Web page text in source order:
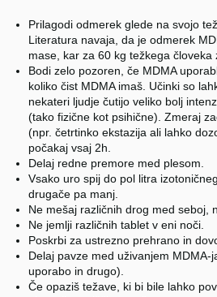
Prilagodi odmerek glede na svojo
Literatura navaja, da je odmerek
mase, kar za 60 kg težkega
Bodi zelo pozoren, če MDMA
koliko čist MDMA imaš. Učinki so
nekateri ljudje čutijo veliko bolj
(tako fizične kot psihične). Zmeraj
(npr. četrtinko ekstazija ali lahko
počakaj vsaj 2h.
Delaj redne premore med plesom.
Vsako uro spij do pol litra
drugače pa manj.
Ne mešaj različnih drog med seboj,
Ne jemlji različnih tablet v eni noči.
Poskrbi za ustrezno prehrano in
Delaj pavze med uživanjem
uporabo in drugo).
Če opaziš težave, ki bi bile lahko